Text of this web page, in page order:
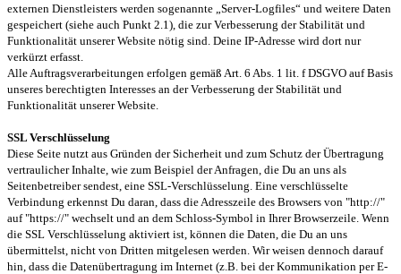
externen Dienstleisters werden sogenannte „Server-Logfiles“ und weitere Daten
gespeichert (siehe auch Punkt 2.1), die zur Verbesserung der Stabilität und
Funktionalität unserer Website nötig sind. Deine IP-Adresse wird dort nur
verkürzt erfasst.
Alle Auftragsverarbeitungen erfolgen gemäß Art. 6 Abs. 1 lit. f DSGVO auf Basis
unseres berechtigten Interesses an der Verbesserung der Stabilität und
Funktionalität unserer Website.
SSL Verschlüsselung
Diese Seite nutzt aus Gründen der Sicherheit und zum Schutz der Übertragung
vertraulicher Inhalte, wie zum Beispiel der Anfragen, die Du an uns als
Seitenbetreiber sendest, eine SSL-Verschlüsselung. Eine verschlüsselte
Verbindung erkennst Du daran, dass die Adresszeile des Browsers von "http://"
auf "https://" wechselt und an dem Schloss-Symbol in Ihrer Browserzeile. Wenn
die SSL Verschlüsselung aktiviert ist, können die Daten, die Du an uns
übermittelst, nicht von Dritten mitgelesen werden. Wir weisen dennoch darauf
hin, dass die Datenübertragung im Internet (z.B. bei der Kommunikation per E-